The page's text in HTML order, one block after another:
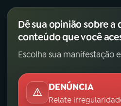
Dê sua opinião sobre a
conteúdo que você
Escolha sua manifestação
DENÚNCIA
Relate